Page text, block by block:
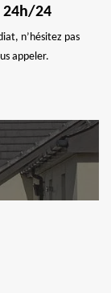
24h/24
n’hésitez pas
appeler.